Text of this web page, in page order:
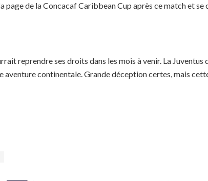
page de la Concacaf Caribbean Cup après ce match et
reprendre ses droits dans les mois à venir. La
aventure continentale. Grande déception certes, mais